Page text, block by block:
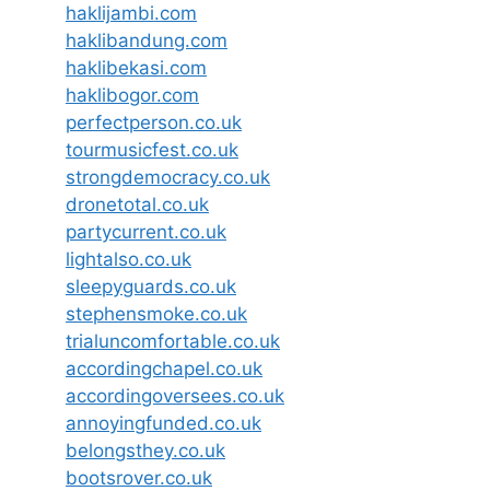
haklijambi.com
haklibandung.com
haklibekasi.com
haklibogor.com
perfectperson.co.uk
tourmusicfest.co.uk
strongdemocracy.co.uk
dronetotal.co.uk
partycurrent.co.uk
lightalso.co.uk
sleepyguards.co.uk
stephensmoke.co.uk
trialuncomfortable.co.uk
accordingchapel.co.uk
accordingoversees.co.uk
annoyingfunded.co.uk
belongsthey.co.uk
bootsrover.co.uk